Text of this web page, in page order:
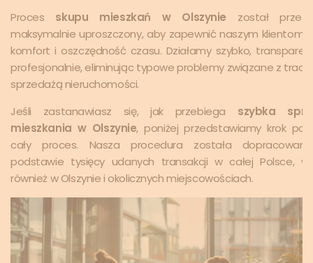
Proces skupu mieszkań w Olszynie został
maksymalnie uproszczony, aby zapewnić naszym klientom
komfort i oszczędność czasu. Działamy szybko,
profesjonalnie, eliminując typowe problemy związane z
sprzedażą nieruchomości.
Jeśli zastanawiasz się, jak przebiega szybka
mieszkania w Olszynie, poniżej przedstawiamy krok po
cały proces. Nasza procedura została
podstawie tysięcy udanych transakcji w całej Polsce,
również w Olszynie i okolicznych miejscowościach.